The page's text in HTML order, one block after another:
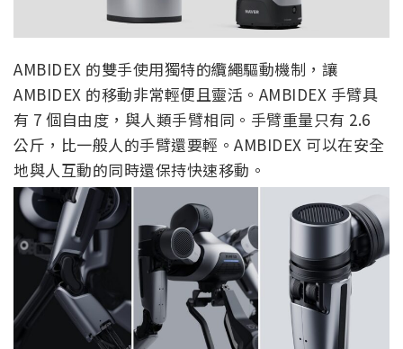
AMBIDEX 的雙手使用獨特的纜繩驅動機制，讓
AMBIDEX 的移動非常輕便且靈活。AMBIDEX 手臂具
有 7 個自由度，與人類手臂相同。手臂重量只有 2.6
公斤，比一般人的手臂還要輕。AMBIDEX 可以在安全
地與人互動的同時還保持快速移動。